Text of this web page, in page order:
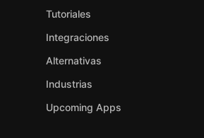
Tutoriales
Integraciones
Alternativas
Industrias
Upcoming Apps